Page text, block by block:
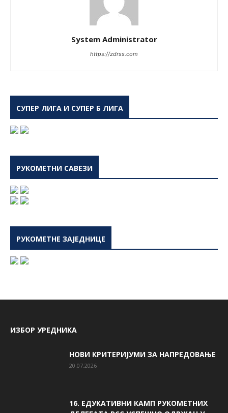
System Administrator
https://zdrss.com
СУПЕР ЛИГА И СУПЕР Б ЛИГА
РУКОМЕТНИ САВЕЗИ
РУКОМЕТНЕ ЗАЈЕДНИЦЕ
ИЗБОР УРЕДНИКА
НОВИ КРИТЕРИЈУМИ ЗА НАПРЕДОВАЊЕ
20.07.2026
16. ЕДУКАТИВНИ КАМП РУКОМЕТНИХ